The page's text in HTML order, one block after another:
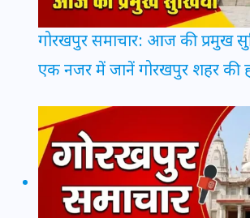
गोरखपुर समाचार: आज की प्रमुख
एक नजर में जानें गोरखपुर शहर की